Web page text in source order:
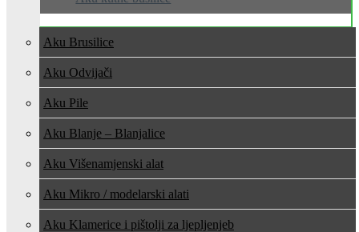
Aku Brusilice
Aku Odvijači
Aku Pile
Aku Blanje – Blanjalice
Aku Višenamjenski alat
Aku Mikro / modelarski alati
Aku Klamerice i pištolji za ljepljenje